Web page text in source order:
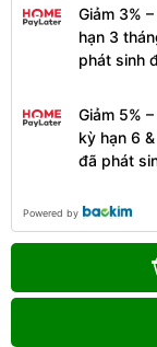
Giảm 3%
hạn 3
phát sinh
Giảm 5%
kỳ hạn 6
đã phát
Powered by